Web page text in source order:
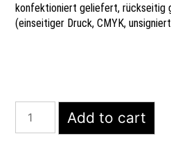
konfektioniert geliefert, rückseitig
(einseitiger Druck, CMYK,
quantity
Add to cart